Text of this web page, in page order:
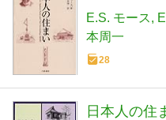
E.S. モース
本周一
28
日本人の住